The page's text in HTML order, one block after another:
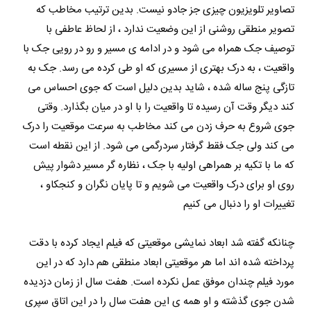
تصاویر تلویزیون چیزی جز جادو نیست. بدین ترتیب مخاطب که
تصویر منطقی روشنی از این وضعیت ندارد ، از لحاظ عاطفی با
توصیف جک همراه می شود و در ادامه ی مسیر و رو در رویی جک با
واقعیت ، به درک بهتری از مسیری که او طی کرده می رسد. جک به
تازگی پنج ساله شده ، شاید بدین دلیل است که جوی احساس می
کند دیگر وقت آن رسیده تا واقعیت را با او در میان بگذارد. وقتی
جوی شروع به حرف زدن می کند مخاطب به سرعت موقعیت را درک
می کند ولی جک فقط گرفتار سردرگمی می شود. از این نقطه است
که ما با تکیه بر همراهی اولیه با جک ، نظاره گر مسیر دشوار پیش
روی او برای درک واقعیت می شویم و تا پایان نگران و کنجکاو ،
تغییرات او را دنبال می کنیم
چنانکه گفته شد ابعاد نمایشی موقعیتی که فیلم ایجاد کرده با دقت
پرداخته شده اند اما هر موقعیتی ابعاد منطقی هم دارد که در این
مورد فیلم چندان موفق عمل نکرده است. هفت سال از زمان دزدیده
شدن جوی گذشته و او همه ی این هفت سال را در این اتاق سپری